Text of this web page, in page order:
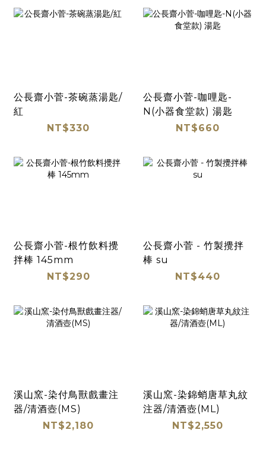
公長齋小菅-茶碗蒸湯匙/
紅
NT$330
公長齋小菅-咖哩匙-
N(小器食堂款) 湯匙
NT$660
公長齋小菅-根竹飲料攪
拌棒 145mm
NT$290
公長齋小菅 - 竹製攪拌
棒 su
NT$440
溪山窯-染付鳥獸戲畫注
器/清酒壺(MS)
NT$2,180
溪山窯-染錦蛸唐草丸紋
注器/清酒壺(ML)
NT$2,550